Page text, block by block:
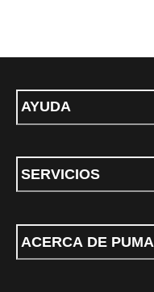
AYUDA
SERVICIOS
ACERCA DE PUMA